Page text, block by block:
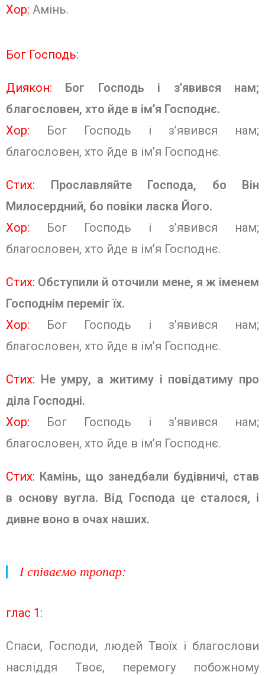
Хор: Амінь.
Бог Господь:
Диякон:
Бог Господь і з’явився нам;
благословен, хто йде в ім’я Господнє.
Хор: Бог Господь і з’явився нам;
благословен, хто йде в ім’я Господнє.
Стих:
Прославляйте Господа, бо Він
Милосердний, бо повіки ласка Його.
Хор: Бог Господь і з’явився нам;
благословен, хто йде в ім’я Господнє.
Стих: Обступили й оточили мене, я ж іменем
Господнім переміг їх.
Хор: Бог Господь і з’явився нам;
благословен, хто йде в ім’я Господнє.
Стих: Не умру, а житиму і повідатиму про
діла Господні.
Хор: Бог Господь і з’явився нам;
благословен, хто йде в ім’я Господнє.
Стих: Камінь, що занедбали будівничі, став
в основу вугла. Від Господа це сталося, і
дивне воно в очах наших.
І співаємо тропар:
глас 1:
Спаси, Господи, людей Твоїх і благослови
насліддя Твоє, перемо­гу побожному